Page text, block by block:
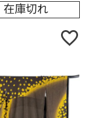
在庫切れ